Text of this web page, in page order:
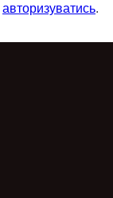
авторизуватись.